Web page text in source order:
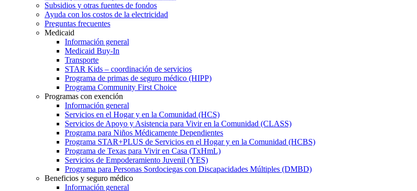
Subsidios y otras fuentes de fondos
Ayuda con los costos de la electricidad
Preguntas frecuentes
Medicaid
Información general
Medicaid Buy-In
Transporte
STAR Kids – coordinación de servicios
Programa de primas de seguro médico (HIPP)
Programa Community First Choice
Programas con exención
Información general
Servicios en el Hogar y en la Comunidad (HCS)
Servicios de Apoyo y Asistencia para Vivir en la Comunidad (CLASS)
Programa para Niños Médicamente Dependientes
Programa STAR+PLUS de Servicios en el Hogar y en la Comunidad (HCBS)
Programa de Texas para Vivir en Casa (TxHmL)
Servicios de Empoderamiento Juvenil (YES)
Programa para Personas Sordociegas con Discapacidades Múltiples (DMBD)
Beneficios y seguro médico
Información general